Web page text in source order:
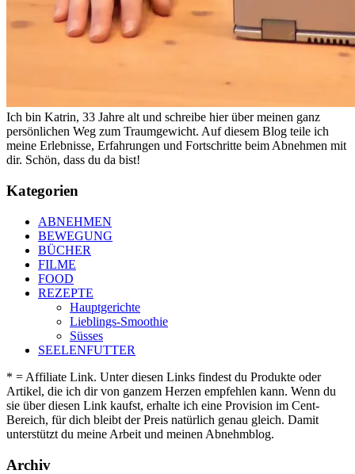
Ich bin Katrin, 33 Jahre alt und schreibe hier über meinen ganz
persönlichen Weg zum Traumgewicht. Auf diesem Blog teile ich
meine Erlebnisse, Erfahrungen und Fortschritte beim Abnehmen mit
dir. Schön, dass du da bist!
Kategorien
ABNEHMEN
BEWEGUNG
BÜCHER
FILME
FOOD
REZEPTE
Hauptgerichte
Lieblings-Smoothie
Süsses
SEELENFUTTER
* = Affiliate Link. Unter diesen Links findest du Produkte oder
Artikel, die ich dir von ganzem Herzen empfehlen kann. Wenn du
sie über diesen Link kaufst, erhalte ich eine Provision im Cent-
Bereich, für dich bleibt der Preis natürlich genau gleich. Damit
unterstützt du meine Arbeit und meinen Abnehmblog.
Archiv